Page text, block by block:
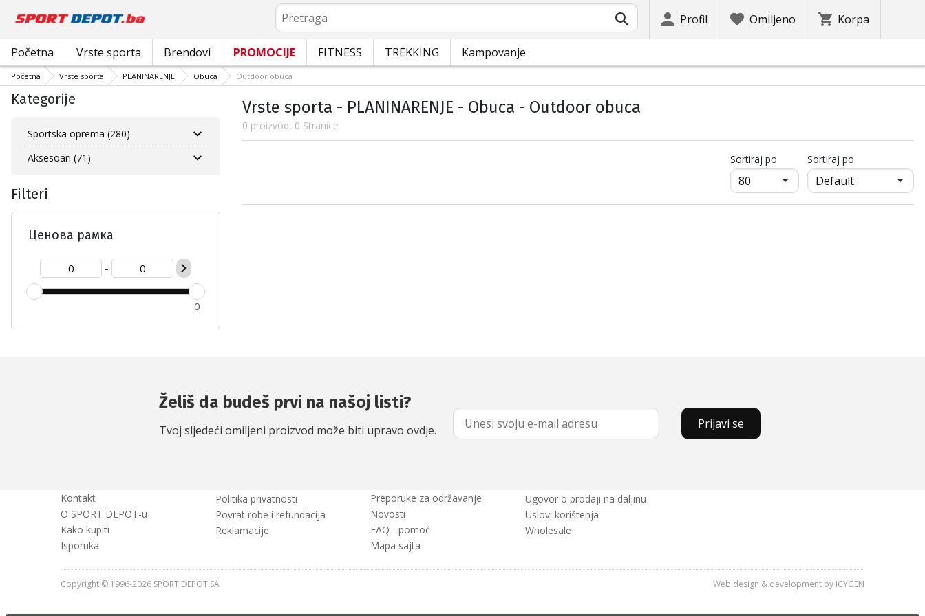
Pretraga
Profil Omiljeno Korpa
Početna Vrste sporta Brendovi PROMOCIJE FITNESS TREKKING Kampovanje
Početna Vrste sporta PLANINARENJE Obuca Outdoor obuca
Kategorije
Sportska oprema (280)
Aksesoari (71)
Filteri
Ценова рамка
-
0
Vrste sporta - PLANINARENJE - Obuca - Outdoor obuca
0 proizvod, 0 Stranice
Sortiraj po продукти на страница
Sortiraj po
Želiš da budeš prvi na našoj listi?
Tvoj sljedeći omiljeni proizvod može biti upravo ovdje. Prijavi se
Kontakt
O SPORT DEPOT-u
Kako kupiti
Isporuka
Politika privatnosti
Povrat robe i refundacija
Reklamacije
Preporuke za održavanje
Novosti
FAQ - pomoć
Mapa sajta
Ugovor o prodaji na daljinu
Uslovi korištenja
Wholesale
Copyright © 1996-2026 SPORT DEPOT SA Web design & development by ICYGEN